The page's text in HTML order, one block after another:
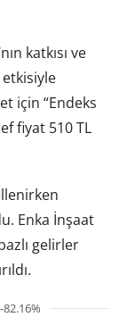
katkısı ve
etkisiyle
için “Endeks
fiyat 510 TL
Enka İnşaat
gelirler